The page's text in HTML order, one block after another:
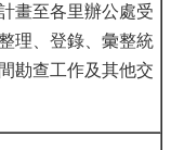
畫至各里辦公處受
理、登錄、彙整統
勘查工作及其他交